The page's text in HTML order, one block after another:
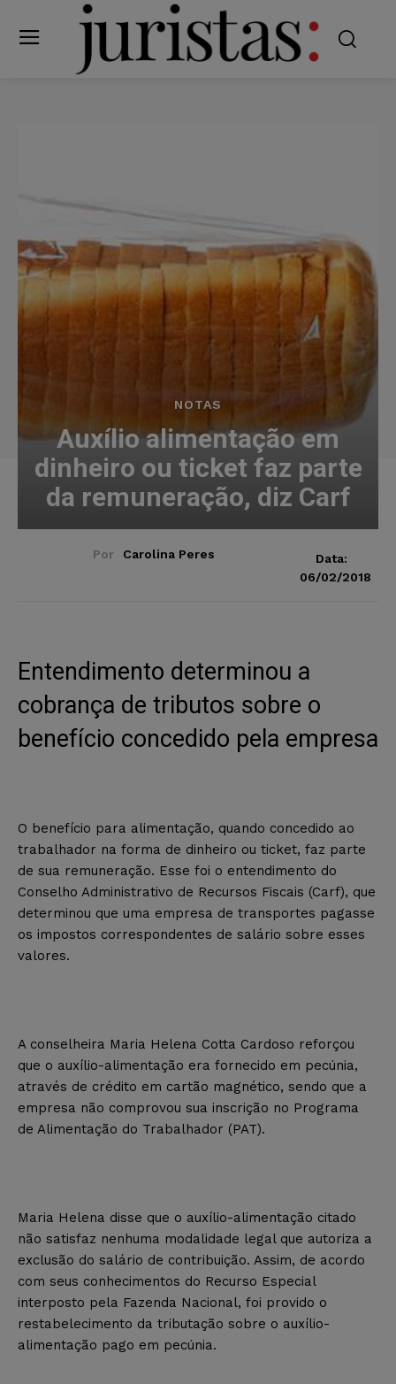
NOTAS
Auxílio alimentação em
dinheiro ou ticket faz parte
da remuneração, diz Carf
Por Carolina Peres
Data:
06/02/2018
Entendimento determinou a
cobrança de tributos sobre o
benefício concedido pela empresa
O benefício para alimentação, quando concedido ao
trabalhador na forma de dinheiro ou ticket, faz parte
de sua remuneração. Esse foi o entendimento do
Conselho Administrativo de Recursos Fiscais (Carf), que
determinou que uma empresa de transportes pagasse
os impostos correspondentes de salário sobre esses
valores.
A conselheira Maria Helena Cotta Cardoso reforçou
que o auxílio-alimentação era fornecido em pecúnia,
através de crédito em cartão magnético, sendo que a
empresa não comprovou sua inscrição no Programa
de Alimentação do Trabalhador (PAT).
Maria Helena disse que o auxílio-alimentação citado
não satisfaz nenhuma modalidade legal que autoriza a
exclusão do salário de contribuição. Assim, de acordo
com seus conhecimentos do Recurso Especial
interposto pela Fazenda Nacional, foi provido o
restabelecimento da tributação sobre o auxílio-
alimentação pago em pecúnia.